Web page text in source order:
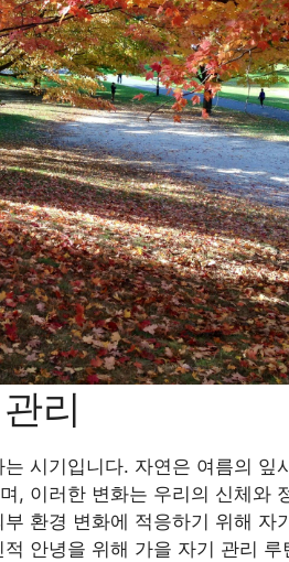
리
시기입니다. 자연은 여름의 잎
, 이러한 변화는 우리의 신체와
환경 변화에 적응하기 위해 자
안녕을 위해 가을 자기 관리 루